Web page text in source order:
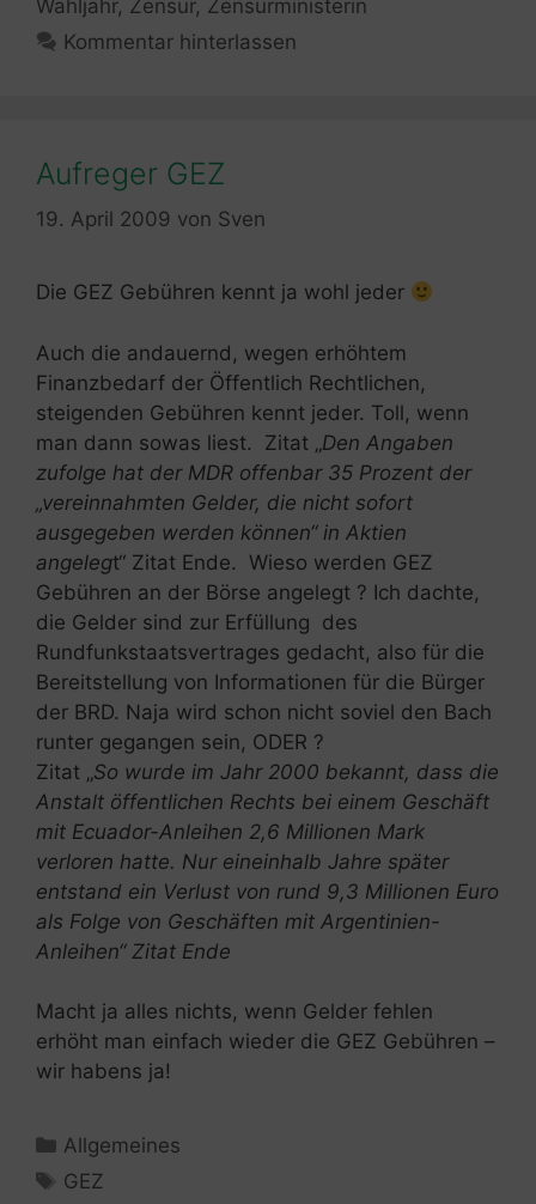
Wahljahr, Zensur, Zensurministerin
Kommentar hinterlassen
Aufreger GEZ
19. April 2009 von Sven
Die GEZ Gebühren kennt ja wohl jeder
Auch die andauernd, wegen erhöhtem
Finanzbedarf der Öffentlich Rechtlichen,
steigenden Gebühren kennt jeder. Toll, wenn
man dann sowas liest. Zitat „ Den Angaben
zufolge hat der MDR offenbar 35 Prozent der
„vereinnahmten Gelder, die nicht sofort
ausgegeben werden können“ in Aktien
angelegt“ Zitat Ende. Wieso werden GEZ
Gebühren an der Börse angelegt ? Ich dachte,
die Gelder sind zur Erfüllung des
Rundfunkstaatsvertrages gedacht, also für die
Bereitstellung von Informationen für die Bürger
der BRD. Naja wird schon nicht soviel den Bach
runter gegangen sein, ODER ?
Zitat „ So wurde im Jahr 2000 bekannt, dass die
Anstalt öffentlichen Rechts bei einem Geschäft
mit Ecuador-Anleihen 2,6 Millionen Mark
verloren hatte. Nur eineinhalb Jahre später
entstand ein Verlust von rund 9,3 Millionen Euro
als Folge von Geschäften mit Argentinien-
Anleihen“ Zitat Ende
Macht ja alles nichts, wenn Gelder fehlen
erhöht man einfach wieder die GEZ Gebühren –
wir habens ja!
Kategorien
Allgemeines
Schlagwörter
GEZ